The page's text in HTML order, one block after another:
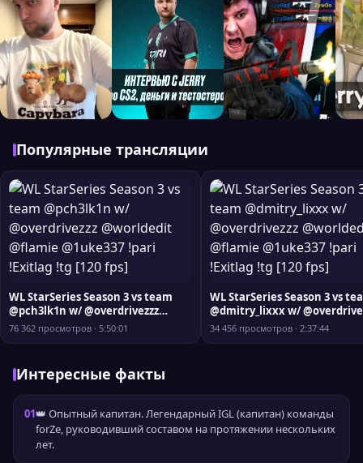
Популярные трансляции
WL StarSeries Season 3 vs team
@pch3lk1n w/ @overdrivezzz
@worldedit @flamie @1uke337
!pari !Exitlag !tg [120 fps]
76 362 просмотров · 5:50:01
WL StarSeries Season 3 vs
@dmitry_lixxx w/ @overdrivezzz
@worldedit @flamie
!pari !Exitlag !tg [120 fps]
34 456 просмотров · 2:37:44
Интересные факты
01👑 Опытный капитан. Легендарный IGL (капитан) команды
forZe, руководивший составом на протяжении нескольких
лет.